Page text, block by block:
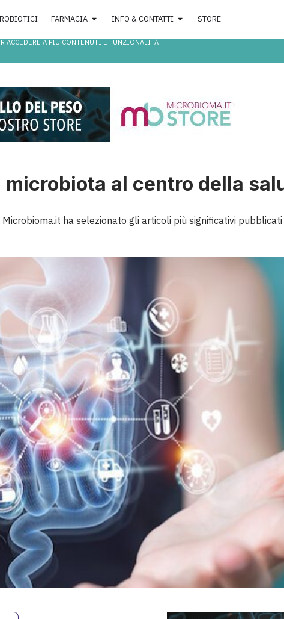
FARMACIA INFO & CONTATTI STORE
ACCEDERE A PIÙ CONTENUTI E FUNZIONALITÀ
al centro della
ha selezionato gli articoli più significativi